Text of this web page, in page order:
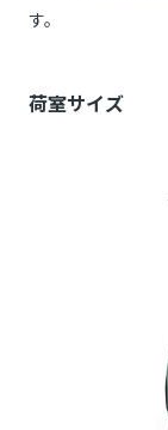
す。
荷室サイズ